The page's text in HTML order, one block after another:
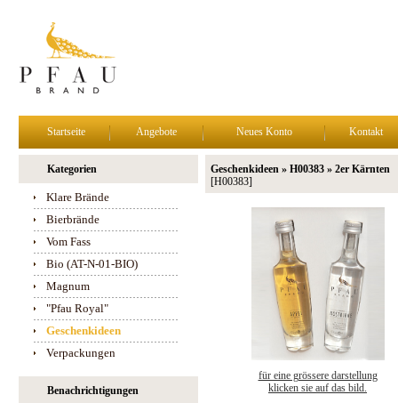
Startseite Angebote Neues Konto Kontakt
Kategorien
Klare Brände
Bierbrände
Vom Fass
Bio (AT-N-01-BIO)
Magnum
"Pfau Royal"
Geschenkideen
Verpackungen
Benachrichtigungen
Geschenkideen » H00383 » 2er Kärnten
[H00383]
für eine grössere darstellung
klicken sie auf das bild.